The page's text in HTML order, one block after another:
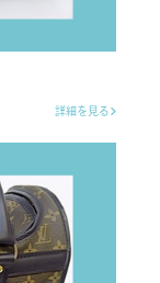
詳細を見る